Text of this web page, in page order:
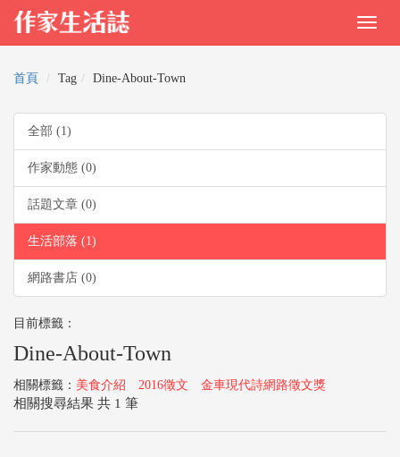
首頁 Tag Dine-About-Town
全部 (1)
作家動態 (0)
話題文章 (0)
生活部落 (1)
網路書店 (0)
目前標籤：
Dine-About-Town
相關標籤： 美食介紹 2016徵文 金車現代詩網路徵文獎
相關搜尋結果 共 1 筆